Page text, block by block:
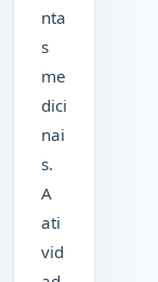
nta
s
me
dici
nai
s.
A
ati
vid